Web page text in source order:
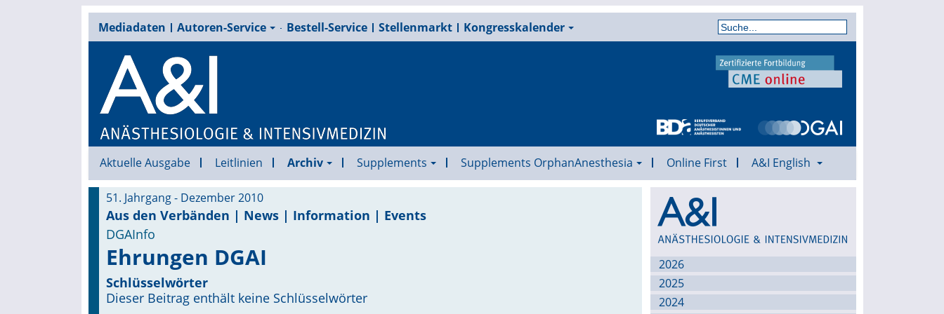
Mediadaten Autoren-Service Bestell-Service Stellenmarkt Kongresskalender
Aktuelle Ausgabe Leitlinien Archiv Supplements Supplements OrphanAnesthesia Online First A&I English
51. Jahrgang - Dezember 2010
Aus den Verbänden | News | Information | Events
DGAInfo
Ehrungen DGAI
Schlüsselwörter
Dieser Beitrag enthält keine Schlüsselwörter
Archiv
2026
2025
2024